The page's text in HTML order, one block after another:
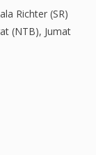
Richter (SR)
(NTB), Jumat